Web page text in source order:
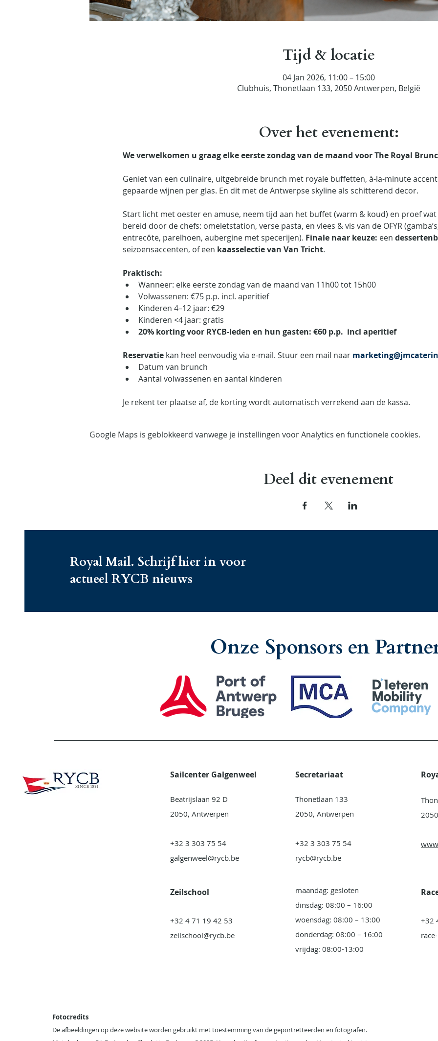
Tijd & locatie
04 Jan 2026, 11:00 – 15:00
Clubhuis, Thonetlaan 133, 2050 Antwerpen, België
Over het evenement:
We verwelkomen u graag elke eerste zondag van de maand voor The Royal
Geniet van een culinaire, uitgebreide brunch met royale buffetten, à-la-minute
gepaarde wijnen per glas. En dit met de Antwerpse skyline als schitterend decor.
Start licht met oester en amuse, neem tijd aan het buffet (warm & koud) en proef wat
bereid door de chefs: omeletstation, verse pasta, en vlees & vis van de OFYR
entrecôte, parelhoen, aubergine met specerijen). Finale naar keuze: een
seizoensaccenten, of een kaasselectie van Van Tricht.
Praktisch:
Wanneer: elke eerste zondag van de maand van 11h00 tot 15h00
Volwassenen: €75 p.p. incl. aperitief
Kinderen 4–12 jaar: €29
Kinderen <4 jaar: gratis
20% korting voor RYCB-leden en hun gasten: €60 p.p.  incl aperitief
Reservatie kan heel eenvoudig via e-mail. Stuur een mail naar
Datum van brunch
Aantal volwassenen en aantal kinderen
Je rekent ter plaatse af, de korting wordt automatisch verrekend aan de kassa.
Google Maps is geblokkeerd vanwege je instellingen voor Analytics en functionele cookies.
Deel dit evenement
Royal Mail. Schrijf hier in voor
actueel RYCB nieuws
Onze Sponsors en
Sailcenter Galgenweel
Beatrijslaan 92 D
2050, Antwerpen
+32 3 303 75 54
galgenweel@rycb.be
Zeilschool
+32 4 71 19 42 53
zeilschool@rycb.be
Secretariaat
Thonetlaan 133
2050, Antwerpen
+32 3 303 75 54
rycb@rycb.be
maandag: gesloten
dinsdag: 08:00 – 16:00
woensdag: 08:00 – 13:00
donderdag: 08:00 – 16:00
vrijdag: 08:00-13:00
+32
Fotocredits
De afbeeldingen op deze website worden gebruikt met toestemming van de geportretteerden en fotografen.